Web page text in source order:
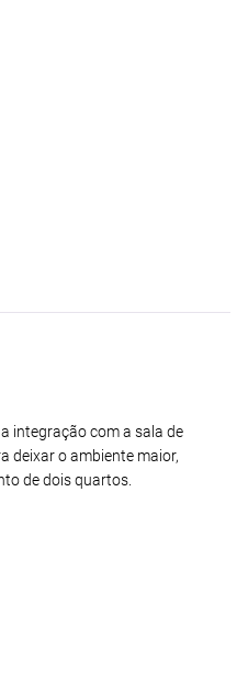
integração com a sala de
deixar o ambiente maior,
de dois quartos.